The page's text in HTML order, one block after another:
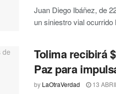
Juan Diego Ibáñez, de
un siniestro vial ocurrido
Tolima recibirá
Paz para
by LaOtraVerdad 13